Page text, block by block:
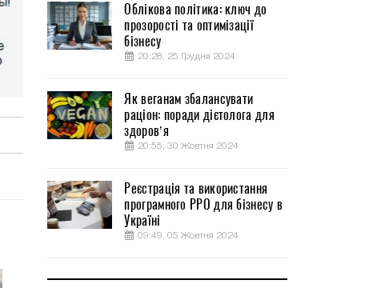
Облікова політика: ключ до
прозорості та оптимізації
бізнесу
20:28, 25 Грудня 2024
Як веганам збалансувати
раціон: поради дієтолога для
здоров’я
20:55, 30 Жовтня 2024
Реєстрація та використання
програмного РРО для бізнесу в
Україні
09:49, 05 Жовтня 2024